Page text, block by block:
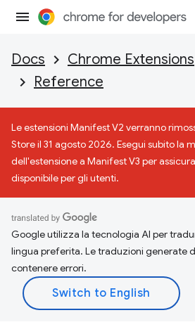
Docs Chrome Extensions
Reference
Le estensioni Manifest V2 verranno
Store il 31 agosto 2026. Esegui subito la
dell'estensione a Manifest V3 per
disponibile per gli utenti.
Google utilizza la tecnologia AI per
lingua preferita. Le traduzioni generate
contenere errori.